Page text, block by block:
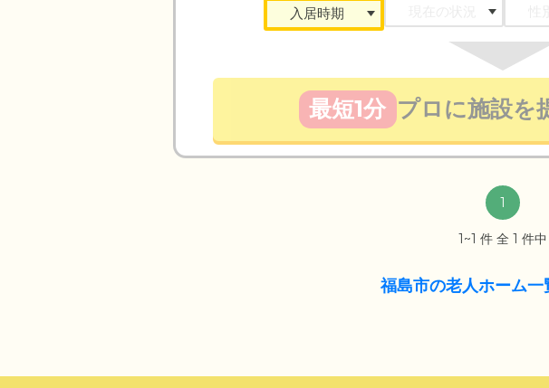
最短1分 プロに施設を
1
1~1 件 全 1 件中
福島市の老人ホーム一